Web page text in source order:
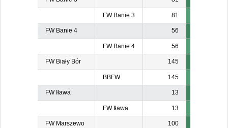
FW Banie 3 81
FW Banie 4 56
FW Banie 4 56
FW Biały Bór 145
BBFW 145
FW Iława 13
FW Iława 13
FW Marszewo 100